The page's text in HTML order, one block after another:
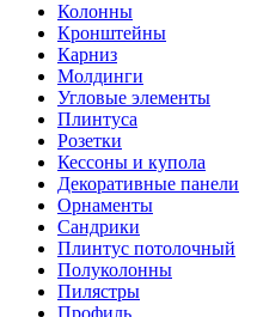
Колонны
Кронштейны
Карниз
Молдинги
Угловые элементы
Плинтуса
Розетки
Кессоны и купола
Декоративные панели
Орнаменты
Сандрики
Плинтус потолочный
Полуколонны
Пилястры
Профиль